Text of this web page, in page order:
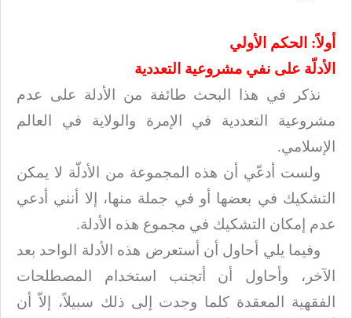
أولاً: الحكم الأولي
الأدلّة على نفي مشروعية التعددية
نذكر في هذا البحث طائفة من الأدلة على عدم
مشروعية التعددية في الإمرة والولاية
في العالم
الإسلامي.
ولست أدعّي أن هذه المجموعة من الأدلّة لا يمكن
التشكيك في بعضها أو في جملة منها، إلا أنني أدعي
عدم إمكان التشكيك في مجموع هذه الأدلة.
وفيما يلي أحاول أن أستعرض هذه الأدلة الواحد بعد
الآخر، وأحاول أن أتجنب
استخدام المصطلحات
الفقهية المعقدة كلما وجدت إلى ذلك سبيلاً، إلاّ أن